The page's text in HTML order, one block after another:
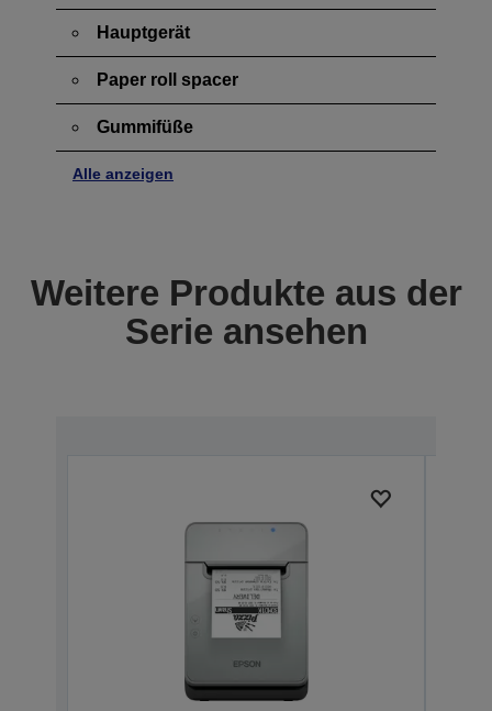
Hauptgerät
Paper roll spacer
Gummifüße
Alle anzeigen
Weitere Produkte aus der
Serie ansehen